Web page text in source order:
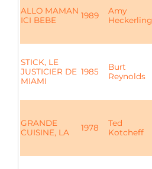
ALLO MAMAN
ICI BEBE
1989
Amy
Heckerling
STICK, LE
JUSTICIER DE
MIAMI
1985
Burt
Reynolds
GRANDE
CUISINE, LA
1978
Ted
Kotcheff